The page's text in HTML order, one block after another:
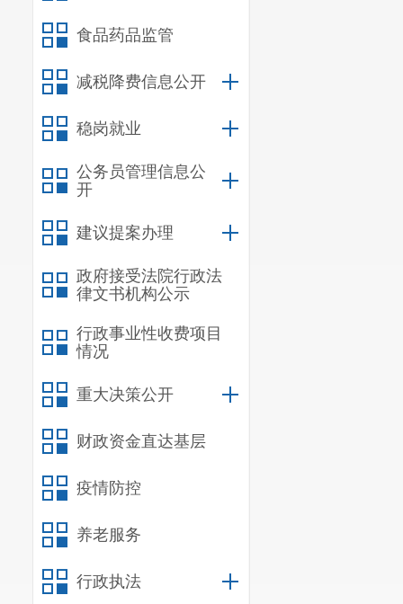
食品药品监管
减税降费信息公开
稳岗就业
公务员管理信息公
开
建议提案办理
政府接受法院行政法
律文书机构公示
行政事业性收费项目
情况
重大决策公开
财政资金直达基层
疫情防控
养老服务
行政执法